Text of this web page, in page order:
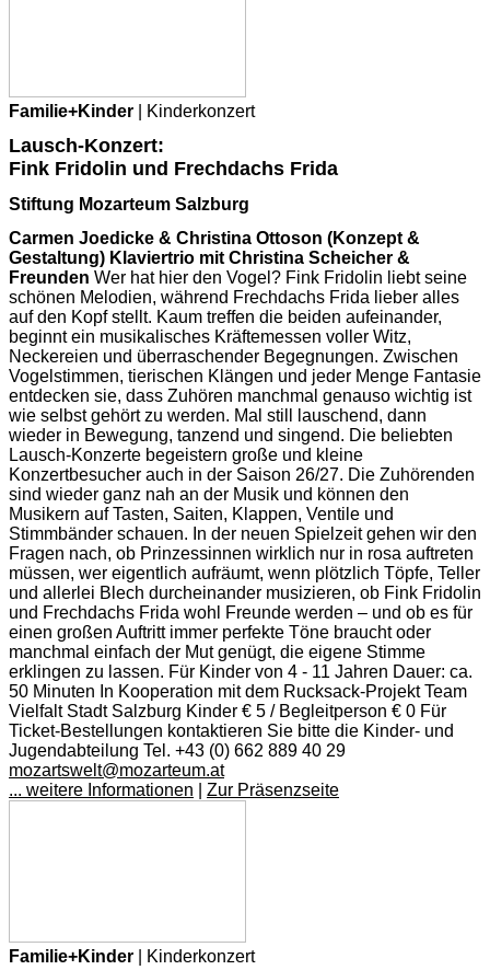
Familie+Kinder | Kinderkonzert
Lausch-Konzert:
Fink Fridolin und Frechdachs Frida
Stiftung Mozarteum Salzburg
Carmen Joedicke & Christina Ottoson (Konzept &
Gestaltung) Klaviertrio mit Christina Scheicher &
Freunden Wer hat hier den Vogel? Fink Fridolin liebt seine
schönen Melodien, während Frechdachs Frida lieber alles
auf den Kopf stellt. Kaum treffen die beiden aufeinander,
beginnt ein musikalisches Kräftemessen voller Witz,
Neckereien und überraschender Begegnungen. Zwischen
Vogelstimmen, tierischen Klängen und jeder Menge Fantasie
entdecken sie, dass Zuhören manchmal genauso wichtig ist
wie selbst gehört zu werden. Mal still lauschend, dann
wieder in Bewegung, tanzend und singend. Die beliebten
Lausch-Konzerte begeistern große und kleine
Konzertbesucher auch in der Saison 26/27. Die Zuhörenden
sind wieder ganz nah an der Musik und können den
Musikern auf Tasten, Saiten, Klappen, Ventile und
Stimmbänder schauen. In der neuen Spielzeit gehen wir den
Fragen nach, ob Prinzessinnen wirklich nur in rosa auftreten
müssen, wer eigentlich aufräumt, wenn plötzlich Töpfe, Teller
und allerlei Blech durcheinander musizieren, ob Fink Fridolin
und Frechdachs Frida wohl Freunde werden – und ob es für
einen großen Auftritt immer perfekte Töne braucht oder
manchmal einfach der Mut genügt, die eigene Stimme
erklingen zu lassen. Für Kinder von 4 - 11 Jahren Dauer: ca.
50 Minuten In Kooperation mit dem Rucksack-Projekt Team
Vielfalt Stadt Salzburg Kinder € 5 / Begleitperson € 0 Für
Ticket-Bestellungen kontaktieren Sie bitte die Kinder- und
Jugendabteilung Tel. +43 (0) 662 889 40 29
mozartswelt@mozarteum.at
... weitere Informationen
Zur Präsenzseite
Familie+Kinder | Kinderkonzert